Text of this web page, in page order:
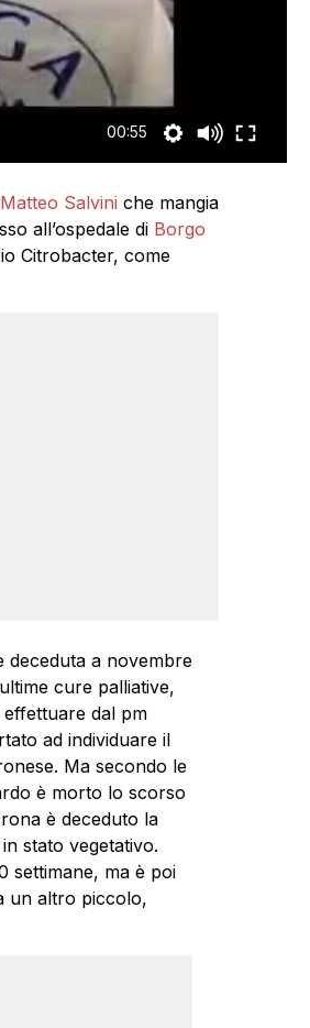
00:55
Matteo Salvini che mangia
all’ospedale di Borgo
Citrobacter, come
deceduta a novembre
cure palliative,
dal pm
ad individuare il
Ma secondo le
è morto lo scorso
è deceduto la
stato vegetativo.
settimane, ma è poi
un altro piccolo,